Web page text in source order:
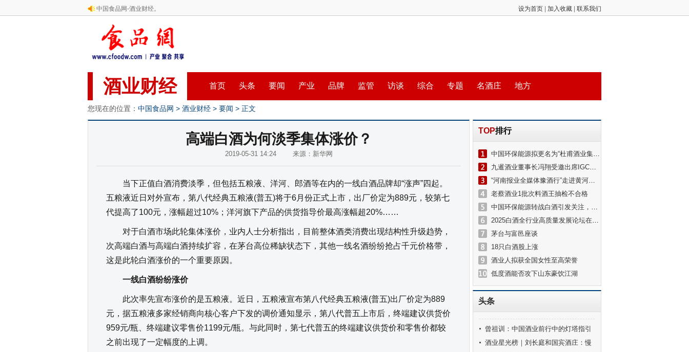
中国食品网-酒业财经。 设为首页 加入收藏 联系我们
酒业财经 首页 头条 要闻 产业 品牌 监管 访谈 综合 专题 名酒庄 地方
您现在的位置： 中国食品网 > 酒业财经 > 要闻 > 正文
高端白酒为何淡季集体涨价？
2019-05-31 14:24 来源：新华网
当下正值白酒消费淡季，但包括五粮液、洋河、郎酒等在内的一线白酒品牌却“涨声”四起。
五粮液近日对外宣布，第八代经典五粮液(普五)将于6月份正式上市，出厂价定为889元，较第七
代提高了100元，涨幅超过10%；洋河旗下产品的供货指导价最高涨幅超20%……
对于白酒市场此轮集体涨价，业内人士分析指出，目前整体酒类消费出现结构性升级趋势，
次高端白酒与高端白酒持续扩容，在茅台高位稀缺状态下，其他一线名酒纷纷抢占千元价格带，
这是此轮白酒涨价的一个重要原因。
一线白酒纷纷涨价
此次率先宣布涨价的是五粮液。近日，五粮液宣布第八代经典五粮液(普五)出厂价定为889
元，据五粮液多家经销商向核心客户下发的调价通知显示，第八代普五上市后，终端建议供货价
959元/瓶、终端建议零售价1199元/瓶。与此同时，第七代普五的终端建议供货价和零售价都较
之前出现了一定幅度的上调。
TOP排行
中国环保能源拟更名为“杜甫酒业集团有限公司”
九暹酒业董事长冯翔受邀出席IGC国际烈酒大赛暨中国白酒出海论坛
“河南报业全媒体豫酒行”走进黄河酒业
老蔡酒业1批次料酒王抽检不合格
中国环保能源转战白酒引发关注，杜甫酒业冲击港股上市？公司董事长回应
2025白酒全行业高质量发展论坛在京举办
茅台与富邑座谈
18只白酒股上涨
酒业人拟获全国女性至高荣誉
低度酒能否攻下山东豪饮江湖
头条
曾祖训：中国酒业前行中的灯塔指引
着酒业健康发展的方向
酒业星光榜｜刘长庭和国宾酒庄：慢